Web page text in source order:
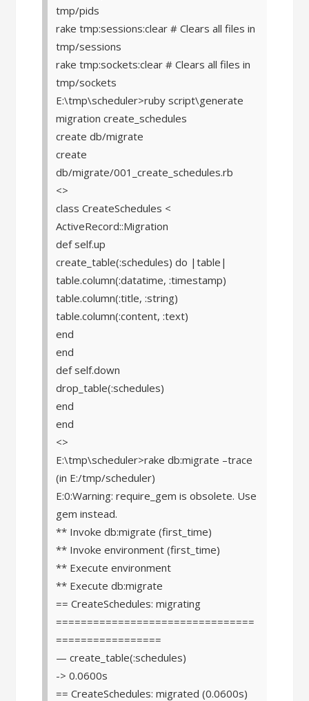
tmp/pids
rake tmp:sessions:clear # Clears all files in
tmp/sessions
rake tmp:sockets:clear # Clears all files in
tmp/sockets
E:\tmp\scheduler>ruby script\generate
migration create_schedules
create db/migrate
create
db/migrate/001_create_schedules.rb
<>
class CreateSchedules <
ActiveRecord::Migration
def self.up
create_table(:schedules) do |table|
table.column(:datatime, :timestamp)
table.column(:title, :string)
table.column(:content, :text)
end
end
def self.down
drop_table(:schedules)
end
end
<>
E:\tmp\scheduler>rake db:migrate –trace
(in E:/tmp/scheduler)
E:0:Warning: require_gem is obsolete. Use
gem instead.
** Invoke db:migrate (first_time)
** Invoke environment (first_time)
** Execute environment
** Execute db:migrate
== CreateSchedules: migrating
================================
=================
— create_table(:schedules)
-> 0.0600s
== CreateSchedules: migrated (0.0600s)